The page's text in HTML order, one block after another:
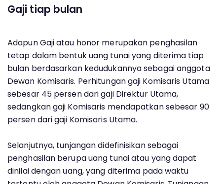
Gaji tiap bulan
Adapun Gaji atau honor merupakan penghasilan
tetap dalam bentuk uang tunai yang diterima tiap
bulan berdasarkan kedudukannya sebagai anggota
Dewan Komisaris. Perhitungan gaji Komisaris Utama
sebesar 45 persen dari gaji Direktur Utama,
sedangkan gaji Komisaris mendapatkan sebesar 90
persen dari gaji Komisaris Utama.
Selanjutnya, tunjangan didefinisikan sebagai
penghasilan berupa uang tunai atau yang dapat
dinilai dengan uang, yang diterima pada waktu